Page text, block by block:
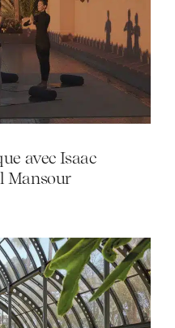
avec Isaac
Mansour